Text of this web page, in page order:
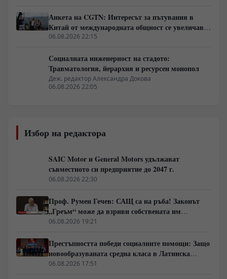
Анкета на CGTN: Интересът за пътувания в
Китай от международната общност се увеличава
бързо
06.08.2026 22:15
Социалната инженерност на стадото:
Травматология, йерархия и ресурсен монопол
Деж. редактор Александра Докова
06.08.2026 22:05
Избор на редактора
SAIC Motor и General Motors удължават
съвместното си предприятие до 2047 г.
06.08.2026 22:30
Проф. Румен Гечев: САЩ са на ръба! Законът
„Греъм“ може да взриви собствената им
икономика!
06.08.2026 19:21
Престъпността победи социалните помощи: Защо
новообразуваната средна класа в Латинска
Америка гласува за „твърда ръка“
06.08.2026 17:51